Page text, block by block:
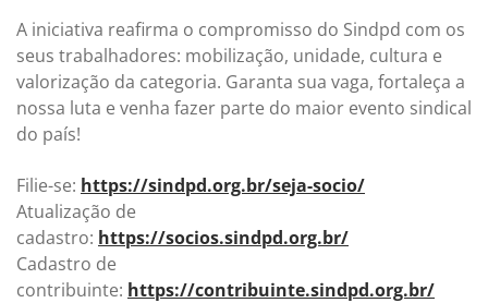
A iniciativa reafirma o compromisso do Sindpd com os
seus trabalhadores: mobilização, unidade, cultura e
valorização da categoria. Garanta sua vaga, fortaleça a
nossa luta e venha fazer parte do maior evento sindical
do país!
Filie-se: https://sindpd.org.br/seja-socio/
Atualização de
cadastro: https://socios.sindpd.org.br/
Cadastro de
contribuinte: https://contribuinte.sindpd.org.br/